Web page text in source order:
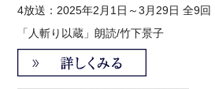
4放送：2025年2月1日～3月29日 全9回
「人斬り以蔵」朗読/竹下景子